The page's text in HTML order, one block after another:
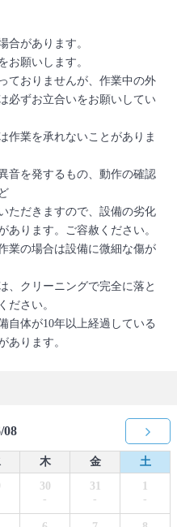
合があります。
お願いします。
ておりませんが、作業中の外
必ずお立合いをお願いしてい
作業を承れないことがありま
音を発するもの、動作の確認
ただきますので、設備の劣化
あります。ご容赦ください。
業の場合は設備に微細な傷が
、クリーニングで完全に落と
ださい。
自体が10年以上経過している
あります。
08
木 金
土
30
-
31
-
1
-